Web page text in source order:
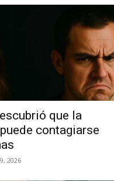
que la
contagiarse
2026